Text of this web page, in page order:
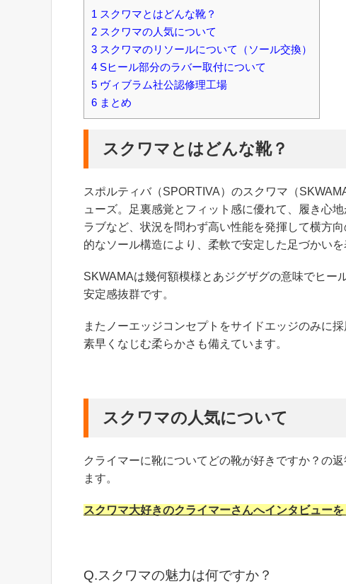
1 スクワマとはどんな靴？
2 スクワマの人気について
3 スクワマのリソールについて（ソール交換）
4 Sヒール部分のラバー取付について
5 ヴィブラム社公認修理工場
6 まとめ
スクワマとはどんな靴？
スポルティバ（SPORTIVA）のスクワマ（
ューズ。足裏感覚とフィット感に優れて、履き心
ラブなど、状況を問わず高い性能を発揮して横方
的なソール構造により、柔軟で安定した足づかいを
SKWAMAは幾何額模様とあジグザグの意味でヒー
安定感抜群です。
またノーエッジコンセプトをサイドエッジのみに
素早くなじむ柔らかさも備えています。
スクワマの人気について
クライマーに靴についてどの靴が好きですか？の
ます。
スクワマ大好きのクライマーさんへインタビューを
Q.スクワマの魅力は何ですか？